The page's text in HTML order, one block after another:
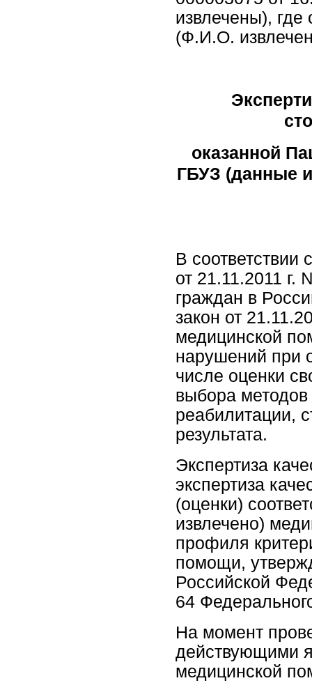
извлечены),
(Ф.И.О.
оказанной
ГБУЗ (данные
В соответствии
от 21.11.2011
граждан в
закон от
медицинской
нарушений при
числе оценки
выбора методов
реабилитации,
результата.
Экспертиза
экспертиза
(оценки)
извлечено)
профиля
помощи,
Российской
64
На момент
действующими
медицинской